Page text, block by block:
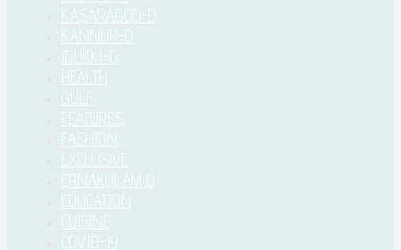
KASARAGOD-D
KANNUR-D
IDUKKI–D
HEALTH
GULF
FEATURES
FASHION
EXCLUSIVE
ERNAKULAM D
EDUCATION
CUISINE
COVID-19